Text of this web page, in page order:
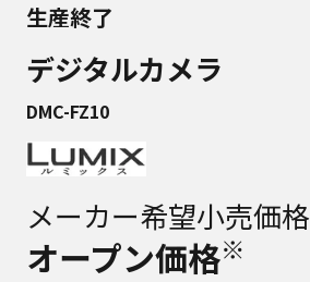
生産終了
デジタルカメラ
DMC-FZ10
メーカー希望小売価格
オープン価格※